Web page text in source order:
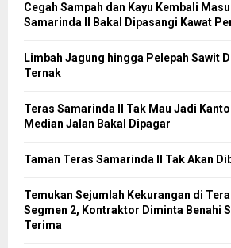
Cegah Sampah dan Kayu Kembali
Samarinda II Bakal Dipasangi Kawat
Limbah Jagung hingga Pelepah Sawit
Ternak
Teras Samarinda II Tak Mau Jadi
Median Jalan Bakal Dipagar
Taman Teras Samarinda II Tak Akan
Temukan Sejumlah Kekurangan di
Segmen 2, Kontraktor Diminta Benahi
Terima